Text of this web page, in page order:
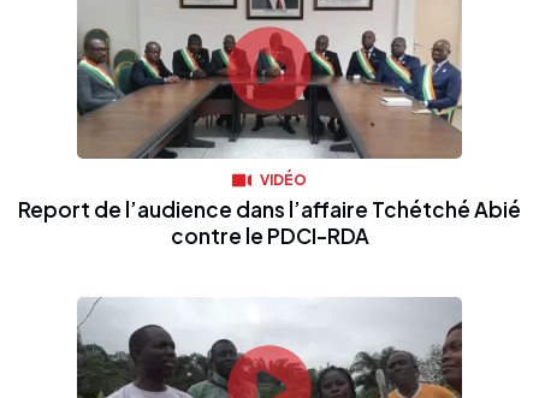
VIDÉO
Report de l’audience dans l’affaire Tchétché Abié
contre le PDCI-RDA